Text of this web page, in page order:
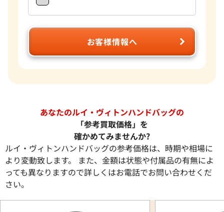
お客様情報へ
あなたのルイ・ヴィトンハンドバッグの
「参考買取価格」を
確かめてみませんか?
ルイ・ヴィトンハンドバッグの参考価格は、時期や相場に
より変動致します。 また、金額は状態や付属品の有無によ
っても異なりますので詳しくはお電話でお問い合わせくだ
さい。